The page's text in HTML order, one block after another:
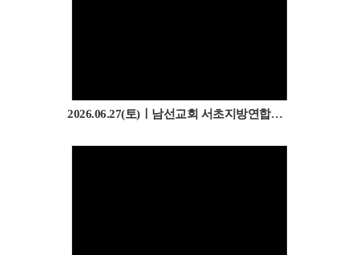
2026.06.27(토)ㅣ남선교회 서초지방연합회 선교 봉사 (성육보육원)